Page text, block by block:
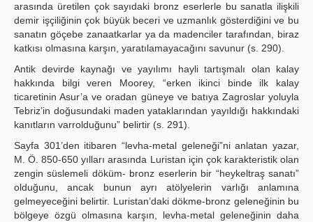
arasında üretilen çok sayıdaki bronz eserlerle bu sanatla ilişkili
demir işçiliğinin çok büyük beceri ve uzmanlık gösterdiğini ve bu
sanatın göçebe zanaatkarlar ya da madenciler tarafından, biraz
katkısı olmasına karşın, yaratılamayacağını savunur (s. 290).
Antik devirde kaynağı ve yayılımı hayli tartışmalı olan kalay
hakkında bilgi veren Moorey, “erken ikinci binde ilk kalay
ticaretinin Asur’a ve oradan güneye ve batıya Zagroslar yoluyla
Tebriz’in doğusundaki maden yataklarından yayıldığı hakkındaki
kanıtların varrolduğunu” belirtir (s. 291).
Sayfa 301’den itibaren “levha-metal geleneği”ni anlatan yazar,
M. Ö. 850-650 yılları arasında Luristan için çok karakteristik olan
zengin süslemeli döküm- bronz eserlerin bir “heykeltraş sanatı”
olduğunu, ancak bunun ayrı atölyelerin varlığı anlamına
gelmeyeceğini belirtir. Luristan’daki dökme-bronz geleneğinin bu
bölgeye özgü olmasına karşın, levha-metal geleneğinin daha